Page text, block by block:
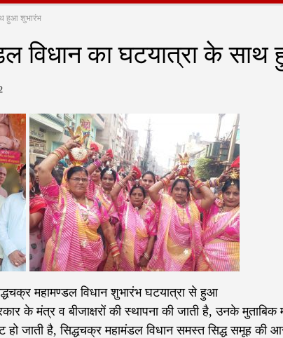
हुआ शुभारंभ
विधान का घटयात्रा के
महामण्डल विधान शुभारंभ घटयात्रा से हुआ
के मंत्र व बीजाक्षरों की स्थापना की जाती है, उनके
जाती है, सिद्धचक्र महामंडल विधान समस्त सिद्ध समूह की